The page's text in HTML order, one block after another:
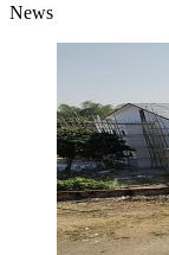
News